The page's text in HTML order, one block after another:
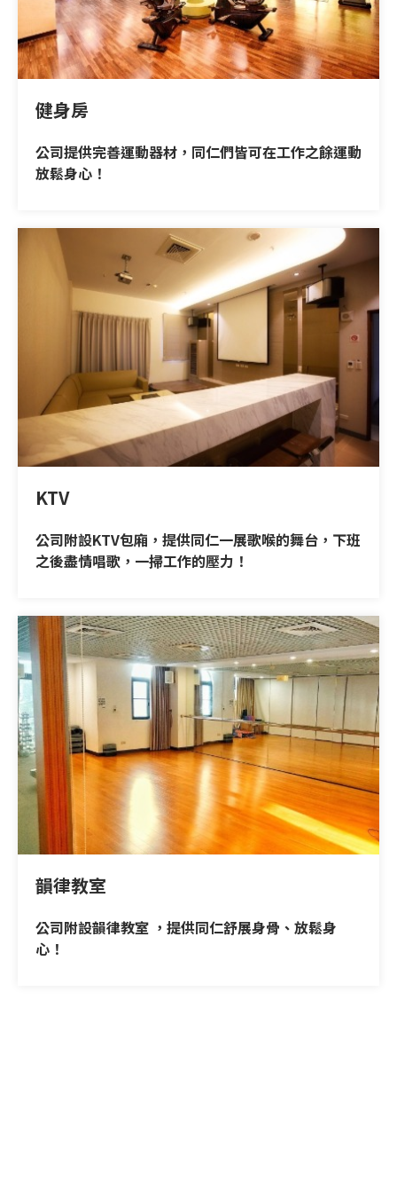
健身房
公司提供完善運動器材，同仁們皆可在工作之餘運動
放鬆身心！
KTV
公司附設KTV包廂，提供同仁一展歌喉的舞台，下班
之後盡情唱歌，一掃工作的壓力！
韻律教室
公司附設韻律教室 ，提供同仁舒展身骨、放鬆身
心！